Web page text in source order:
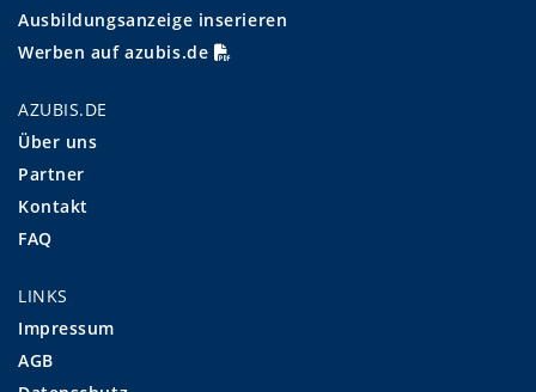
Ausbildungsanzeige inserieren
Werben auf azubis.de
AZUBIS.DE
Über uns
Partner
Kontakt
FAQ
LINKS
Impressum
AGB